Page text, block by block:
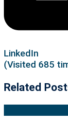
LinkedIn
(Visited 685
Related